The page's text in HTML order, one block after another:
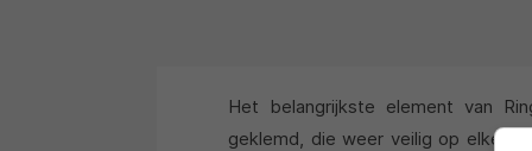
Het belangrijkste element van
geklemd, die weer veilig op elke